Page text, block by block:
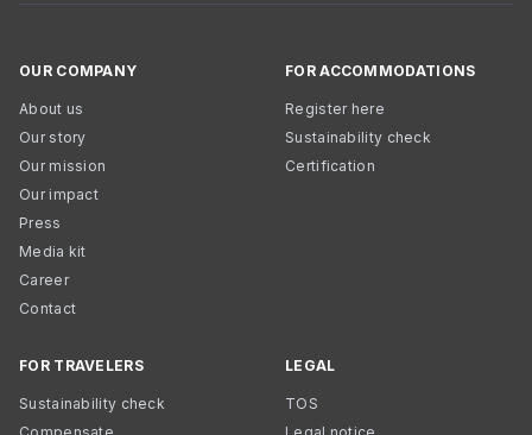
OUR COMPANY
About us
Our story
Our mission
Our impact
Press
Media kit
Career
Contact
FOR ACCOMMODATIONS
Register here
Sustainability check
Certification
FOR TRAVELERS
Sustainability check
LEGAL
TOS